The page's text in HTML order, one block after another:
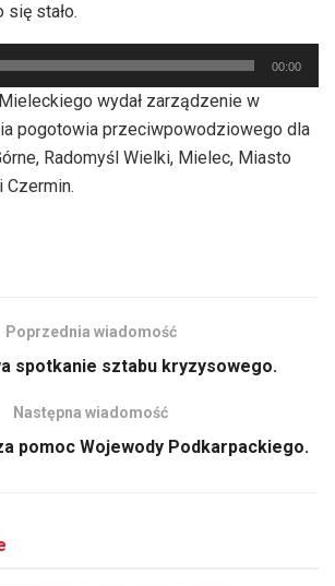
się stało.
00:00
wydał zarządzenie w
pogotowia przeciwpowodziowego dla
Radomyśl Wielki, Mielec, Miasto
Czermin.
Poprzednia wiadomość
spotkanie sztabu kryzysowego.
Następna wiadomość
pomoc Wojewody Podkarpackiego.